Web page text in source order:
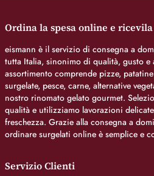
Ordina la spesa online e ricevila
eismann è il servizio di consegna a
tutta Italia, sinonimo di qualità, gusto e
assortimento comprende pizze,
surgelate, pesce, carne, alternative
nostro rinomato gelato gourmet.
qualità e utilizziamo lavorazioni
freschezza. Grazie alla consegna a
ordinare surgelati online è semplice e
Servizio Clienti